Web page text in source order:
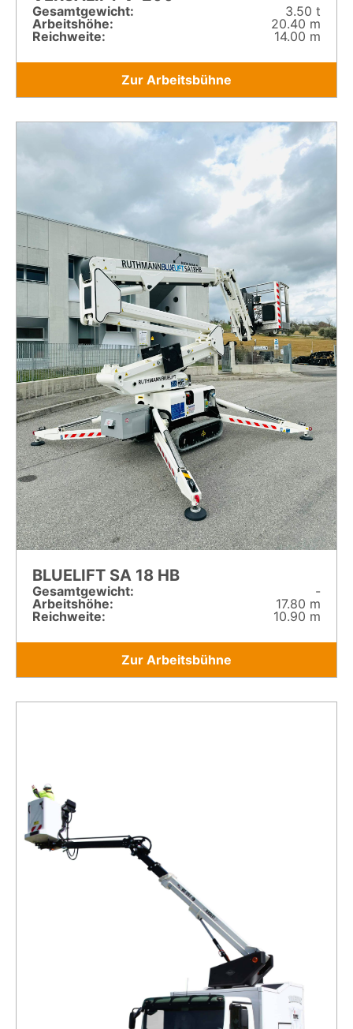
Gesamt­gewicht:
3.50 t
Arbeitshöhe:
20.40 m
Reichweite:
14.00 m
Zur Arbeitsbühne
BLUELIFT SA 18 HB
Gesamt­gewicht:
-
Arbeitshöhe:
17.80 m
Reichweite:
10.90 m
Zur Arbeitsbühne